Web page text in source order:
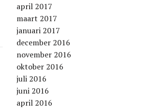
april 2017
maart 2017
januari 2017
december 2016
november 2016
oktober 2016
juli 2016
juni 2016
april 2016